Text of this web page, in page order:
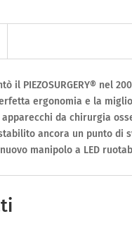
il PIEZOSURGERY® nel
ergonomia e la
da chirurgia
ancora un punto di
manipolo a LED